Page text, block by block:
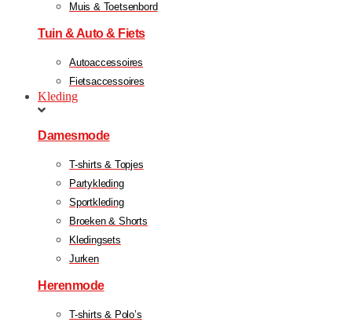
Muis & Toetsenbord
Tuin & Auto & Fiets
Autoaccessoires
Fietsaccessoires
Kleding
Damesmode
T-shirts & Topjes
Partykleding
Sportkleding
Broeken & Shorts
Kledingsets
Jurken
Herenmode
T-shirts & Polo’s